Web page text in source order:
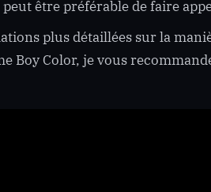
peut être préférable de faire
plus détaillées sur la
Boy Color, je vous